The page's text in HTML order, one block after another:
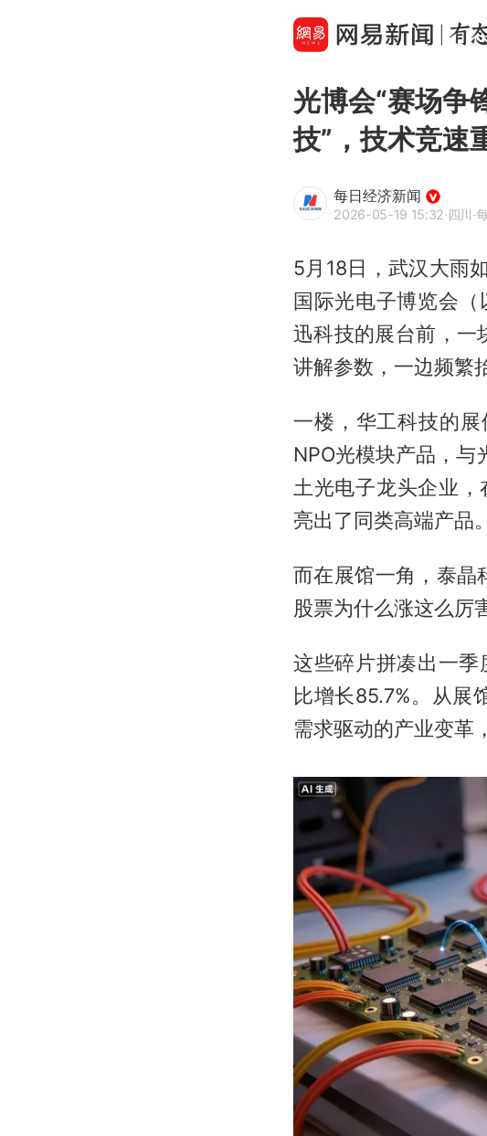
光博会“赛场争
技”，技术竞速
每日经济新闻
2026-05-19 15:32·四川·
5月18日，武汉大雨
国际光电子博览会
迅科技的展台前，一
讲解参数，一边频繁
一楼，华工科技的
NPO光模块产品，
土光电子龙头企业，
亮出了同类高端产品。
而在展馆一角，泰晶
股票为什么涨这么厉
这些碎片拼凑出一季
比增长85.7%。从展
需求驱动的产业变革